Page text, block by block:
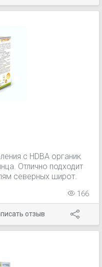
с HDBA органик
Отлично подходит
северных широт.
166
отзыв